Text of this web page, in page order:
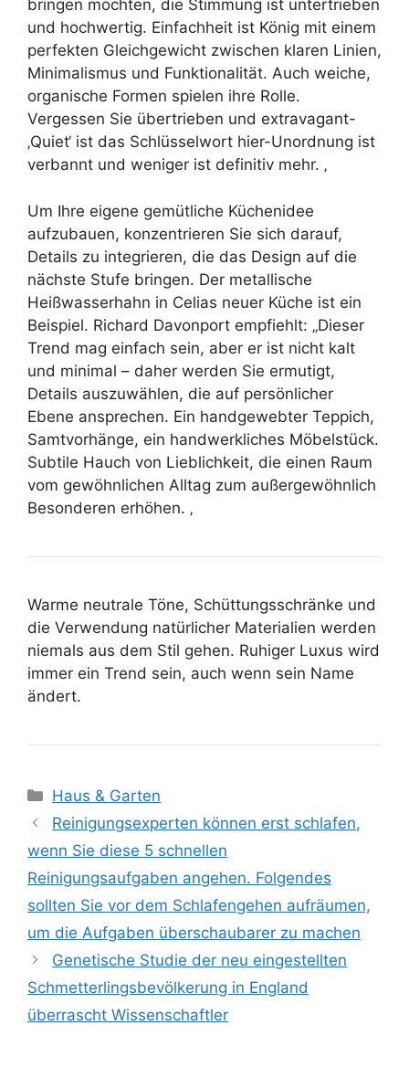
bringen möchten, die Stimmung ist untertrieben
und hochwertig. Einfachheit ist König mit einem
perfekten Gleichgewicht zwischen klaren Linien,
Minimalismus und Funktionalität. Auch weiche,
organische Formen spielen ihre Rolle.
Vergessen Sie übertrieben und extravagant-
‚Quiet‘ ist das Schlüsselwort hier-Unordnung ist
verbannt und weniger ist definitiv mehr. ‚
Um Ihre eigene gemütliche Küchenidee
aufzubauen, konzentrieren Sie sich darauf,
Details zu integrieren, die das Design auf die
nächste Stufe bringen. Der metallische
Heißwasserhahn in Celias neuer Küche ist ein
Beispiel. Richard Davonport empfiehlt: „Dieser
Trend mag einfach sein, aber er ist nicht kalt
und minimal – daher werden Sie ermutigt,
Details auszuwählen, die auf persönlicher
Ebene ansprechen. Ein handgewebter Teppich,
Samtvorhänge, ein handwerkliches Möbelstück.
Subtile Hauch von Lieblichkeit, die einen Raum
vom gewöhnlichen Alltag zum außergewöhnlich
Besonderen erhöhen. ‚
Warme neutrale Töne, Schüttungsschränke und
die Verwendung natürlicher Materialien werden
niemals aus dem Stil gehen. Ruhiger Luxus wird
immer ein Trend sein, auch wenn sein Name
ändert.
Kategorien
Haus & Garten
Reinigungsexperten können erst schlafen,
wenn Sie diese 5 schnellen
Reinigungsaufgaben angehen. Folgendes
sollten Sie vor dem Schlafengehen aufräumen,
um die Aufgaben überschaubarer zu machen
Genetische Studie der neu eingestellten
Schmetterlingsbevölkerung in England
überrascht Wissenschaftler